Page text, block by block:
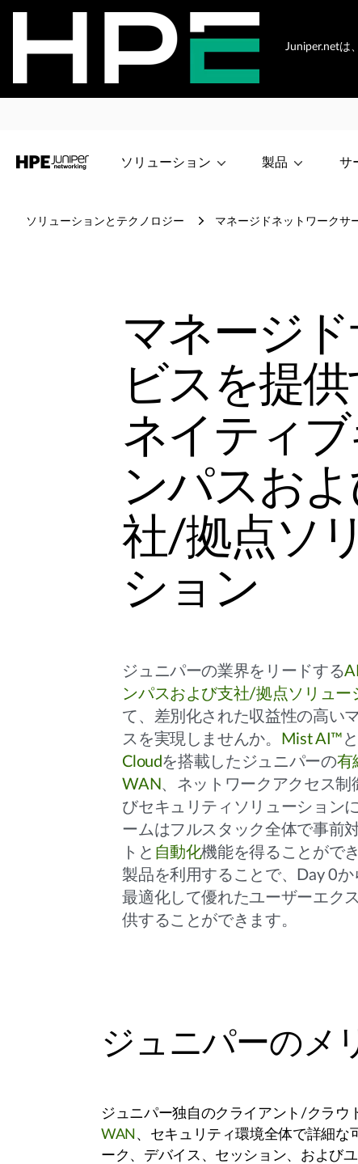
Juniper.netは
ソリューション 製品 サ
ソリューションとテクノロジー マネージドネットワークサ
マネージ
ビスを提供
ネイティブ
ンパスお
社/拠点ソ
ション
ジュニパーの業界をリードする
ンパスおよび支社/拠点ソリュー
て、差別化された収益性の高い
スを実現しませんか。
Mist AI™ と
Cloudを搭載したジュニパーの有
WAN 、ネットワークアクセス制
びセキュリティソリューション
ームはフルスタック全体で事前
トと 自動化機能を得ることがで
製品を利用することで、Day 0か
最適化して優れたユーザーエク
供することができます。
ジュニパーのメ
ジュニパー独自のクライアント/クラウ
WAN 、セキュリティ環境全体で詳細な
ーク、デバイス、セッション、および